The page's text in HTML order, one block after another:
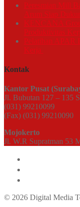
Peresmian Mill
Arum Siap
KENCANA
Produktivitas
Pelatihan APAR
Kerja
Kontak
Kantor Pusat
Jl. Bubutan 127 – 135
(031) 99210099
(Fax) (031) 99210090
Mojokerto
Jl. W.R Supratman 53
© 2026 Digital Media